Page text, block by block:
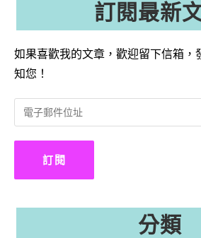
訂閱最新
如果喜歡我的文章，歡迎留下信箱，
知您！
子
郵
位
訂閱
分類